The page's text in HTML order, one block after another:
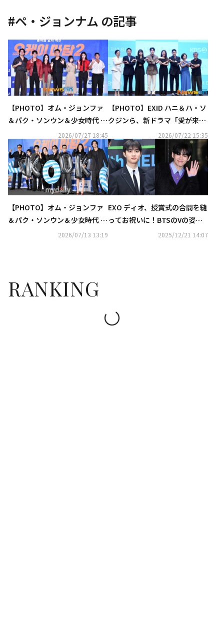
#ペ・ジョンナム の記事
【PHOTO】オム・ジョンファ
＆パク・ソンウン＆少女時代 ス
ヨンら、映画「ノンストップ
2」記者懇談会に出席
2026/07/27 18:45
【PHOTO】EXID ハニ＆ハ・ソ
クジンら、新ドラマ「愛が来
る」制作発表会に出席2026/07/22 15:35
【PHOTO】オム・ジョンファ
＆パク・ソンウン＆少女時代 ス
ヨンら、映画「ノンストップ
2026/07/13 13:19
EXO ディオ、授賞式の合間を縫
ってお祝いに！BTSのVの姿
も…キム・ウビン＆シン・ミナ
2025/12/21 14:07
RANKING